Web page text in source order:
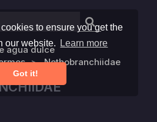
to ensure you get the
our website.
Learn more
Got it!
agua dulce
Nothobranchiidae